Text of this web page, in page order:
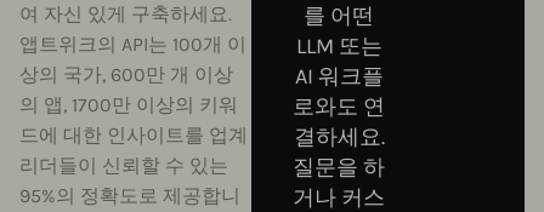
여 자신 있게 구축하세요.
앱트위크의 API는 100개 이
상의 국가, 600만 개 이상
의 앱, 1700만 이상의 키워
드에 대한 인사이트를 업계
리더들이 신뢰할 수 있는
95%의 정확도로 제공합니
를 어떤
LLM 또는
AI 워크플
로와도 연
결하세요.
질문을 하
거나 커스